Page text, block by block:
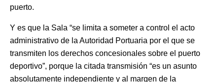
puerto.
Y es que la Sala “se limita a someter a control el acto
administrativo de la Autoridad Portuaria por el que se
transmiten los derechos concesionales sobre el puerto
deportivo”, porque la citada transmisión “es un asunto
absolutamente independiente y al margen de la